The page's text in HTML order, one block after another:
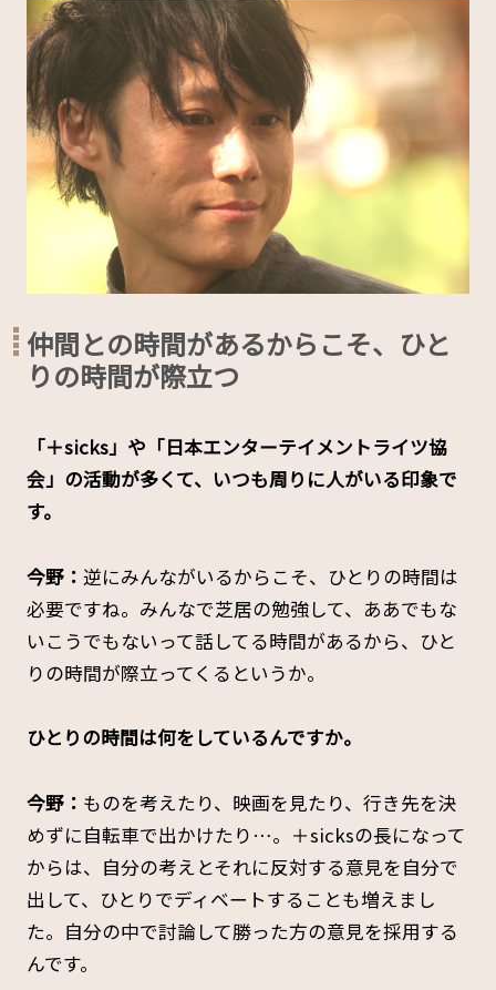
仲間との時間があるからこそ、ひと
りの時間が際立つ
――「＋sicks」や「日本エンターテイメントライツ協
会」の活動が多くて、いつも周りに人がいる印象で
す。
今野： 逆にみんながいるからこそ、ひとりの時間は
必要ですね。みんなで芝居の勉強して、ああでもな
いこうでもないって話してる時間があるから、ひと
りの時間が際立ってくるというか。
――ひとりの時間は何をしているんですか。
今野： ものを考えたり、映画を見たり、行き先を決
めずに自転車で出かけたり…。＋sicksの長になって
からは、自分の考えとそれに反対する意見を自分で
出して、ひとりでディベートすることも増えまし
た。自分の中で討論して勝った方の意見を採用する
んです。